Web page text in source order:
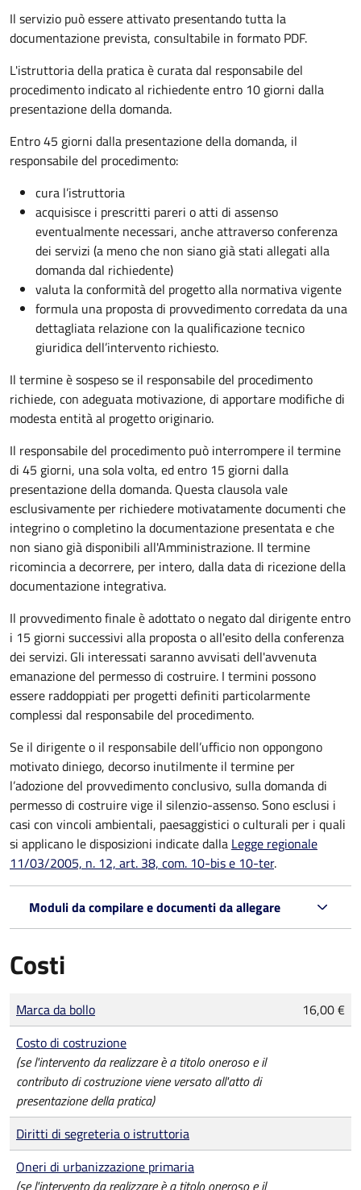
Il servizio può essere attivato presentando tutta la
documentazione prevista, consultabile in formato PDF.
L'istruttoria della pratica è curata dal responsabile del
procedimento indicato al richiedente entro 10 giorni dalla
presentazione della domanda.
Entro 45 giorni dalla presentazione della domanda, il
responsabile del procedimento:
cura l’istruttoria
acquisisce i prescritti pareri o atti di assenso
eventualmente necessari, anche attraverso conferenza
dei servizi (a meno che non siano già stati allegati alla
domanda dal richiedente)
valuta la conformità del progetto alla normativa vigente
formula una proposta di provvedimento corredata da una
dettagliata relazione con la qualificazione tecnico
giuridica dell’intervento richiesto.
Il termine è sospeso se il responsabile del procedimento
richiede, con adeguata motivazione, di apportare modifiche di
modesta entità al progetto originario.
Il responsabile del procedimento può interrompere il termine
di 45 giorni, una sola volta, ed entro 15 giorni dalla
presentazione della domanda. Questa clausola vale
esclusivamente per richiedere motivatamente documenti che
integrino o completino la documentazione presentata e che
non siano già disponibili all'Amministrazione. Il termine
ricomincia a decorrere, per intero, dalla data di ricezione della
documentazione integrativa.
Il provvedimento finale è adottato o negato dal dirigente entro
i 15 giorni successivi alla proposta o all'esito della conferenza
dei servizi. Gli interessati saranno avvisati dell'avvenuta
emanazione del permesso di costruire. I termini possono
essere raddoppiati per progetti definiti particolarmente
complessi dal responsabile del procedimento.
Se il dirigente o il responsabile dell’ufficio non oppongono
motivato diniego, decorso inutilmente il termine per
l’adozione del provvedimento conclusivo, sulla domanda di
permesso di costruire vige il silenzio-assenso. Sono esclusi i
casi con vincoli ambientali, paesaggistici o culturali per i quali
si applicano le disposizioni indicate dalla Legge regionale
11/03/2005, n. 12, art. 38, com. 10-bis e 10-ter.
Moduli da compilare e documenti da allegare
Costi
Tipo di pagamento
Importo
Marca da bollo
16,00 €
Costo di costruzione
(se l'intervento da realizzare è a titolo oneroso e il
contributo di costruzione viene versato all'atto di
presentazione della pratica)
Diritti di segreteria o istruttoria
Oneri di urbanizzazione primaria
(se l'intervento da realizzare è a titolo oneroso e il